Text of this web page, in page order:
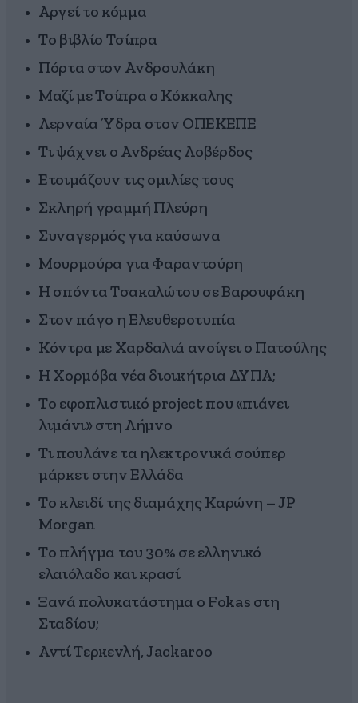
Αργεί το κόμμα
Το βιβλίο Τσίπρα
Πόρτα στον Ανδρoυλάκη
Μαζί με Τσίπρα ο Κόκκαλης
Λερναία Ύδρα στον ΟΠΕΚΕΠΕ
Τι ψάχνει ο Ανδρέας Λοβέρδος
Ετοιμάζουν τις ομιλίες τους
Σκληρή γραμμή Πλεύρη
Συναγερμός για καύσωνα
Μουρμούρα για Φαραντούρη
Η σπόντα Τσακαλώτου σε Βαρουφάκη
Στον πάγο η Ελευθεροτυπία
Κόντρα με Χαρδαλιά ανοίγει ο Πατούλης
Η Χορμόβα νέα διοικήτρια ΔΥΠΑ;
Το εφοπλιστικό project που «πιάνει
λιμάνι» στη Λήμνο
Τι πουλάνε τα ηλεκτρονικά σούπερ
μάρκετ στην Ελλάδα
Το κλειδί της διαμάχης Καρώνη – JP
Morgan
Το πλήγμα του 30% σε ελληνικό
ελαιόλαδο και κρασί
Ξανά πολυκατάστημα ο Fokas στη
Σταδίου;
Αντί Τερκενλή, Jackaroo